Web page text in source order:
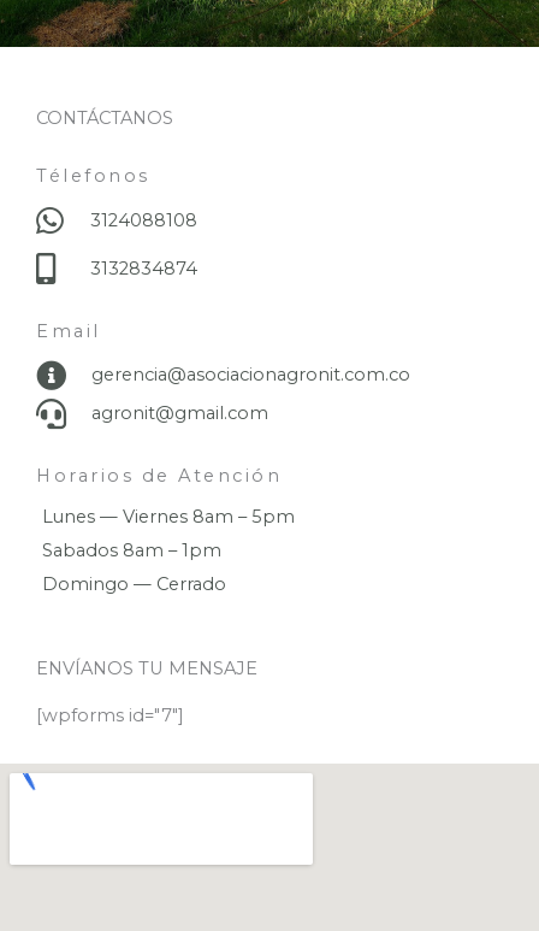
CONTÁCTANOS
Télefonos
3124088108
3132834874
Email
gerencia@asociacionagronit.com.co
agronit@gmail.com
Horarios de Atención
Lunes — Viernes 8am – 5pm
Sabados 8am – 1pm
Domingo — Cerrado
ENVÍANOS TU MENSAJE
[wpforms id="7"]